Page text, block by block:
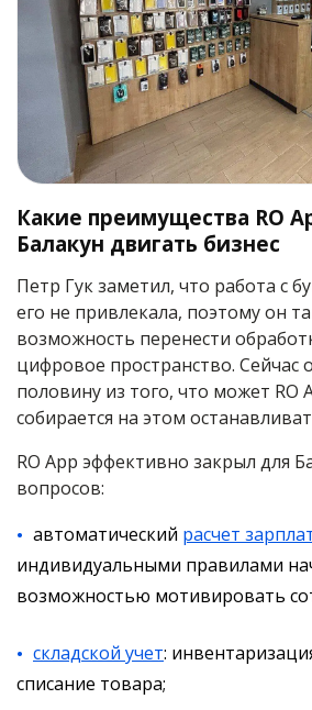
Какие преимущества RO
Балакун двигать бизнес
Петр Гук заметил, что работа с
его не привлекала, поэтому он
возможность перенести
цифровое пространство. Сейчас
половину из того, что может RO
собирается на этом
RO App эффективно закрыл для
вопросов:
автоматический расчет
индивидуальными правилами
возможностью мотивировать
складской учет:
списание товара;